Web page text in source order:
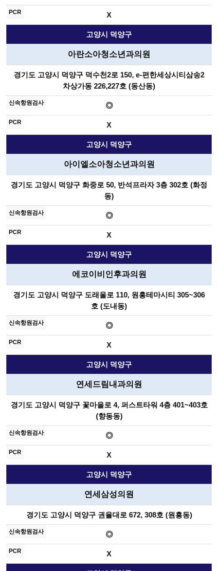
X
고양시 덕양구
아란소아청소년과의원
경기도 고양시 덕양구 덕수천2로 150, e-편한세상시티삼송2
차상가동 226,227호 (동산동)
◎
X
고양시 덕양구
아이엘소아청소년과의원
경기도 고양시 덕양구 화중로 50, 반석프라자 3층 302호 (화정
동)
◎
X
고양시 덕양구
에코이비인후과의원
경기도 고양시 덕양구 도래울로 110, 원흥테마시티 305~306
호 (도내동)
◎
X
고양시 덕양구
연세드림내과의원
경기도 고양시 덕양구 꽃마을로 4, 퍼스트타워 4층 401~403호
(향동동)
◎
X
고양시 덕양구
연세삼성의원
경기도 고양시 덕양구 권율대로 672, 308호 (원흥동)
◎
X